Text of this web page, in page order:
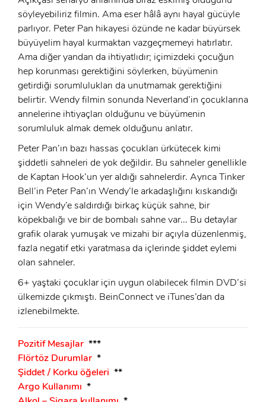
Şifre:
Beni Hatırla Şifremi Unuttum ?
GIRIŞ
E-Posta:
Şifre:
ÜYE OL
GIRIŞ
söyleyebiliriz filmin. Ama eser hâlâ aynı hayal gücüyle
parlıyor. Peter Pan hikayesi özünde ne kadar büyürsek
büyüyelim hayal kurmaktan vazgeçmemeyi hatırlatır.
Ama diğer yandan da ihtiyatlıdır; içimizdeki çocuğun
hep korunması gerektiğini söylerken, büyümenin
getirdiği sorumlulukları da unutmamak gerektiğini
belirtir. Wendy filmin sonunda Neverland’in çocuklarına
annelerine ihtiyaçları olduğunu ve büyümenin
sorumluluk almak demek olduğunu anlatır.
Peter Pan’ın bazı hassas çocukları ürkütecek kimi
şiddetli sahneleri de yok değildir. Bu sahneler genellikle
de Kaptan Hook’un yer aldığı sahnelerdir. Ayrıca Tinker
Bell’in Peter Pan’ın Wendy’le arkadaşlığını kıskandığı
için Wendy’e saldırdığı birkaç küçük sahne, bir
köpekbalığı ve bir de bombalı sahne var... Bu detaylar
grafik olarak yumuşak ve mizahi bir açıyla düzenlenmiş,
fazla negatif etki yaratmasa da içlerinde şiddet eylemi
olan sahneler.
6+ yaştaki çocuklar için uygun olabilecek filmin DVD’si
ülkemizde çıkmıştı. BeinConnect ve iTunes’dan da
izlenebilmekte.
Pozitif Mesajlar ***
Flörtöz Durumlar *
Şiddet / Korku öğeleri **
Argo Kullanımı *